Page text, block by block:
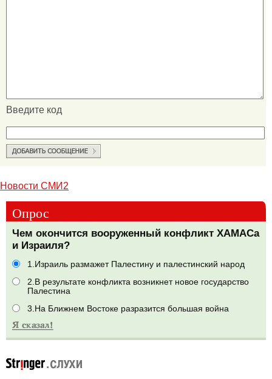
Введите код
Новости СМИ2
Опрос
Чем окончится вооруженный конфликт ХАМАСа
и Израиля?
1.Израиль размажет Палестину и палестинский народ
2.В результате конфликта возникнет новое государство
Палестина
3.На Ближнем Востоке разразится большая война